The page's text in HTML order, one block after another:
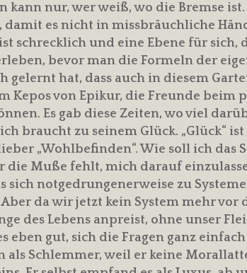
kann nur, wer weiß, wo die Bremse
damit es nicht in missbräuchliche
schrecklich und eine Ebene für sich,
bevor man die Formeln der
gelernt hat, dass auch in diesem
Kepos von Epikur, die Freunde beim
Es gab diese Zeiten, wo viel
braucht zu seinem Glück. „Glück“
„Wohlbefinden“. Wie soll ich das
Muße fehlt, mich darauf
sich notgedrungenerweise zu
da wir jetzt kein System mehr vor
des Lebens anpreist, ohne unser
eben gut, sich die Fragen ganz
als Schlemmer, weil er keine